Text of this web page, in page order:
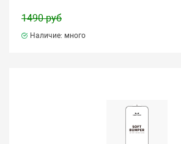
1490 руб
Наличие: много